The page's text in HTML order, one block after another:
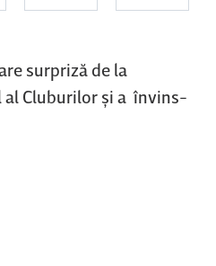
surpriză de la
al Cluburilor şi a învins-